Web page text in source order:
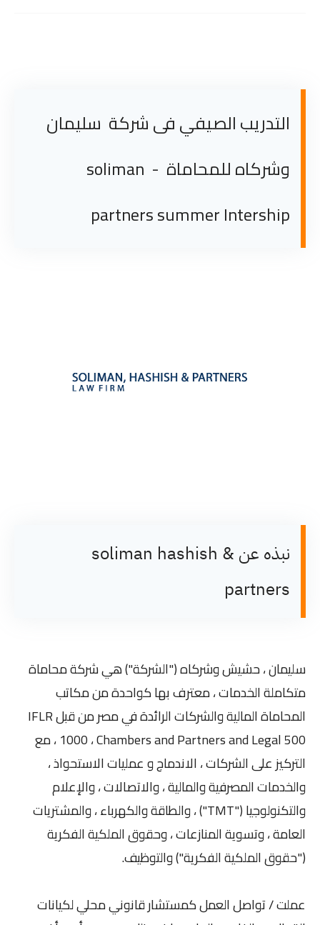
التدريب الصيفي فى شركة سليمان
وشركاه للمحاماة - soliman
partners summer Intership
نبذه عن soliman hashish &
partners
سليمان ، حشيش وشركاه ("الشركة") هي شركة محاماة
متكاملة الخدمات ، معترف بها كواحدة من مكاتب
المحاماة المالية والشركات الرائدة في مصر من قبل IFLR
1000 ، Chambers and Partners and Legal 500 ، مع
التركيز على الشركات ، الاندماج و عمليات الاستحواذ ،
والخدمات المصرفية والمالية ، والاتصالات ، والإعلام
والتكنولوجيا ("TMT") ، والطاقة والكهرباء ، والمشتريات
العامة ، وتسوية المنازعات ، وحقوق الملكية الفكرية
("حقوق الملكية الفكرية") والتوظيف.
عملت / تواصل العمل كمستشار قانوني محلي لكيانات